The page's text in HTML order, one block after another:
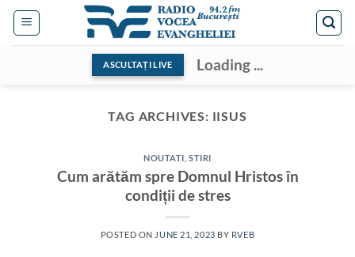
Skip
ASCULTAȚI LIVE Loading ...
TAG ARCHIVES: IISUS
NOUTATI ,STIRI
Cum arătăm spre Domnul Hristos în
condiții de stres
POSTED ON JUNE 21, 2023 BY RVEB